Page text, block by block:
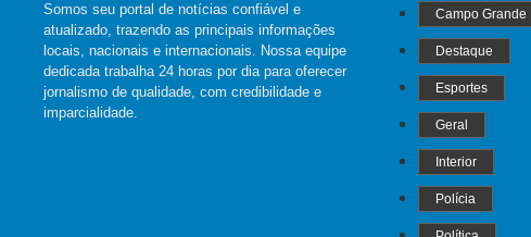
Somos seu portal de notícias confiável e
atualizado, trazendo as principais informações
locais, nacionais e internacionais. Nossa equipe
dedicada trabalha 24 horas por dia para oferecer
jornalismo de qualidade, com credibilidade e
imparcialidade.
Campo Grande
Destaque
Esportes
Geral
Interior
Polícia